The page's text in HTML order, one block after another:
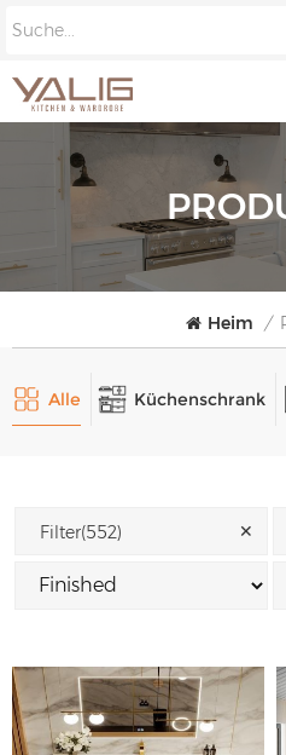
Heim /
Alle Küchenschrank
Filter(552) ✕